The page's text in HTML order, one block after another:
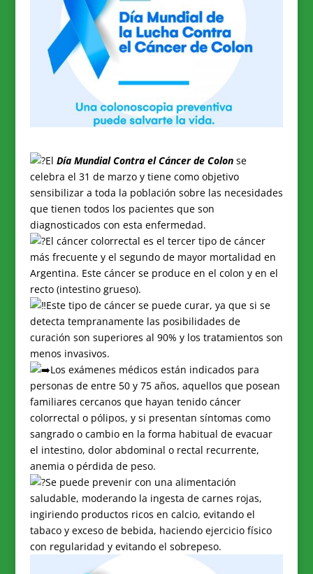
El Día Mundial Contra el Cáncer de Colonse
celebra el 31 de marzo y tiene como objetivo
sensibilizar a toda la población sobre las necesidades
que tienen todos los pacientes que son
diagnosticados con esta enfermedad.
El cáncer colorrectal es el tercer tipo de cáncer
más frecuente y el segundo de mayor mortalidad en
Argentina. Este cáncer se produce en el colon y en el
recto (intestino grueso).
Este tipo de cáncer se puede curar, ya que si se
detecta tempranamente las posibilidades de
curación son superiores al 90% y los tratamientos son
menos invasivos.
Los exámenes médicos están indicados para
personas de entre 50 y 75 años, aquellos que posean
familiares cercanos que hayan tenido cáncer
colorrectal o pólipos, y si presentan síntomas como
sangrado o cambio en la forma habitual de evacuar
el intestino, dolor abdominal o rectal recurrente,
anemia o pérdida de peso.
Se puede prevenir con una alimentación
saludable, moderando la ingesta de carnes rojas,
ingiriendo productos ricos en calcio, evitando el
tabaco y exceso de bebida, haciendo ejercicio físico
con regularidad y evitando el sobrepeso.